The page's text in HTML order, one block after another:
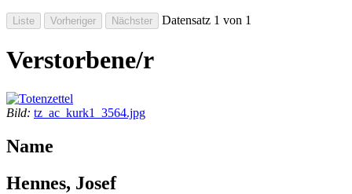
Datensatz 1 von 1
Verstorbene/r
Bild: tz_ac_kurk1_3564.jpg
Name
Hennes, Josef